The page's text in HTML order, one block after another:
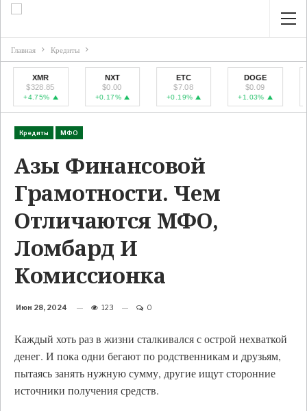
Главная Кредиты
$328.85
+4.75% +0.17% +0.19%
DOGE
+1.03%
Кредиты МФО
Азы Финансовой
Грамотности. Чем
Отличаются МФО,
Ломбард И
Комиссионка
Июн 28, 2024 123 0
Каждый хоть раз в жизни сталкивался с острой нехваткой
денег. И пока одни бегают по родственникам и друзьям,
пытаясь занять нужную сумму, другие ищут сторонние
источники получения средств.